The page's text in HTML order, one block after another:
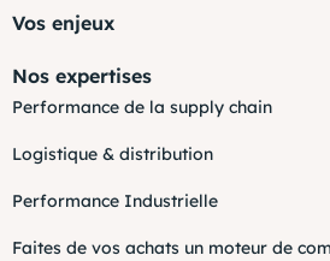
Vos enjeux
Nos expertises
Performance de la supply chain
Logistique & distribution
Performance Industrielle
Faites de vos achats un moteur de